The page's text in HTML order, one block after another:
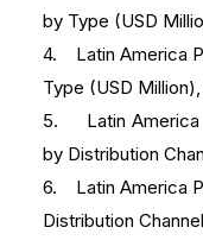
by Type (USD
4. Latin America
Type (USD
5. Latin America
by Distribution
6. Latin America
Distribution